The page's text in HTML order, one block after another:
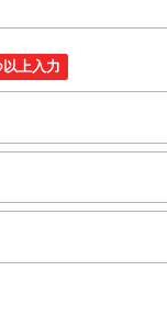
上入力